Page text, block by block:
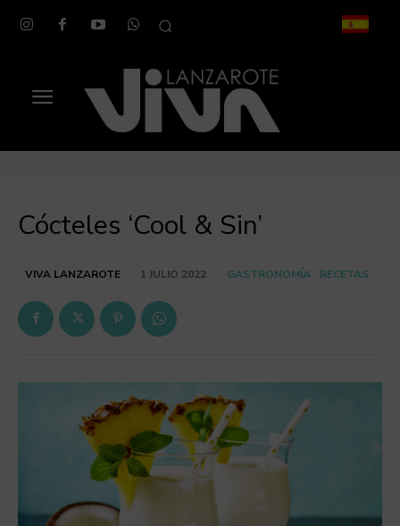
Cócteles ‘Cool & Sin’
VIVA LANZAROTE 1 JULIO 2022 GASTRONOMÍA RECETAS